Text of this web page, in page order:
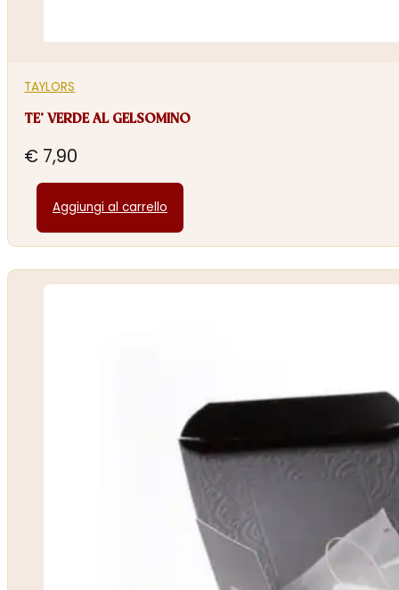
TAYLORS
TE’ VERDE AL GELSOMINO
€ 7,90
Aggiungi al carrello